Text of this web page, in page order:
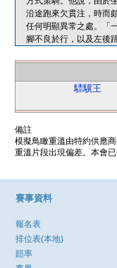
沿途跑來欠貫注，時而
任何明顯異常之處。「
腳不良於行，以及左後
驃驥王
備註
模擬鳥瞰重溫由特約供應
重溫片段出現偏差。本會
賽事資料
報名表
排位表(本地)
賠率